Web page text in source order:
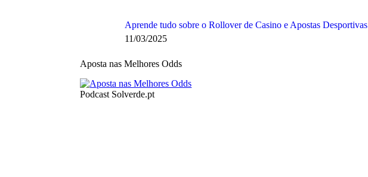
Aprende tudo sobre o Rollover de Casino e Apostas Desportivas
11/03/2025
Aposta nas Melhores Odds
Podcast Solverde.pt